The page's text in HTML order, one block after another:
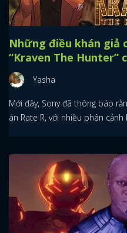
Những điều khán giả
“Kraven The Hunter”
Yasha
Mới đây, Sony đã thông báo
án Rate R, với nhiều phân